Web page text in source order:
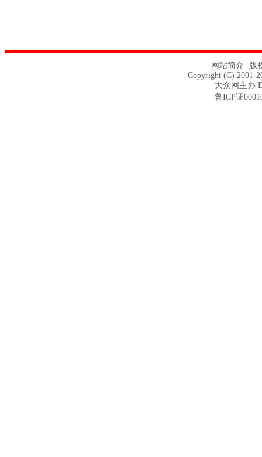
网站简介 -版
Copyright (C) 2001-
大众网主办
鲁ICP证